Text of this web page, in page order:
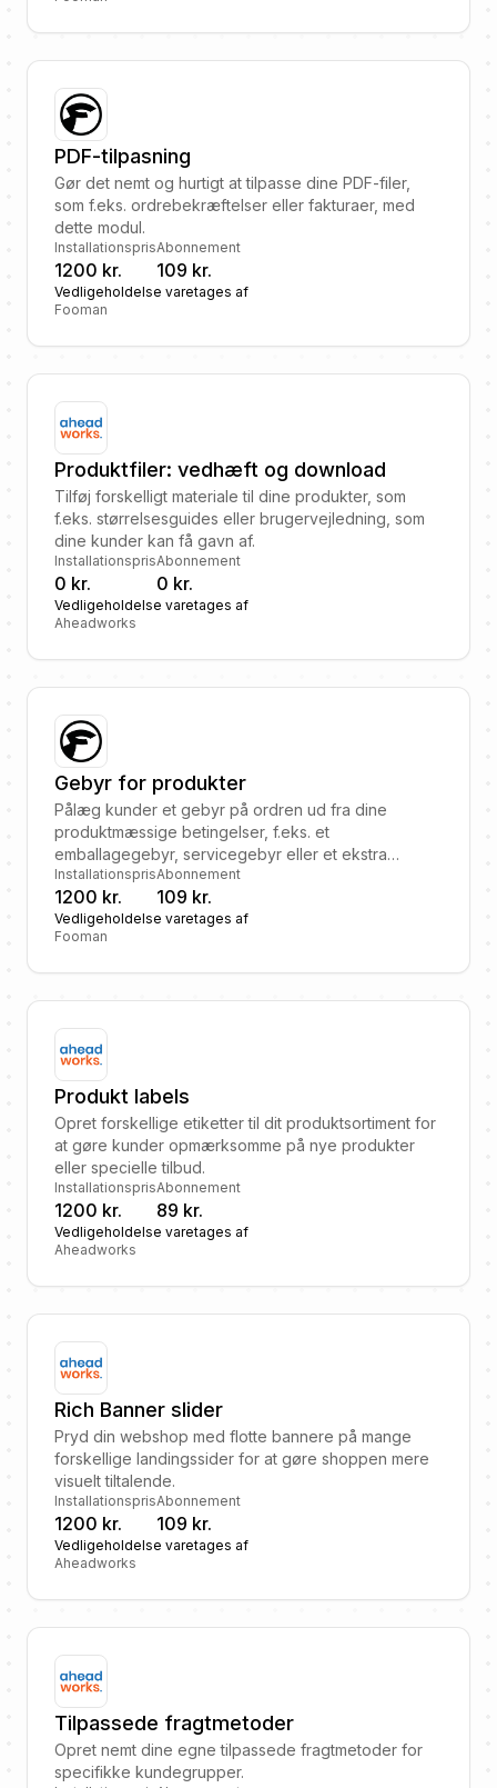
PDF-tilpasning
Gør det nemt og hurtigt at tilpasse dine PDF-filer,
som f.eks. ordrebekræftelser eller fakturaer, med
dette modul.
Installationspris
1200 kr.
Abonnement
109 kr.
Vedligeholdelse varetages af
Fooman
Produktfiler: vedhæft og download
Tilføj forskelligt materiale til dine produkter, som
f.eks. størrelsesguides eller brugervejledning, som
dine kunder kan få gavn af.
Installationspris
0 kr.
Abonnement
0 kr.
Vedligeholdelse varetages af
Aheadworks
Gebyr for produkter
Pålæg kunder et gebyr på ordren ud fra dine
produktmæssige betingelser, f.eks. et
emballagegebyr, servicegebyr eller et ekstra
fragtgebyr.
Installationspris
1200 kr.
Abonnement
109 kr.
Vedligeholdelse varetages af
Fooman
Produkt labels
Opret forskellige etiketter til dit produktsortiment for
at gøre kunder opmærksomme på nye produkter
eller specielle tilbud.
Installationspris
1200 kr.
Abonnement
89 kr.
Vedligeholdelse varetages af
Aheadworks
Rich Banner slider
Pryd din webshop med flotte bannere på mange
forskellige landingssider for at gøre shoppen mere
visuelt tiltalende.
Installationspris
1200 kr.
Abonnement
109 kr.
Vedligeholdelse varetages af
Aheadworks
Tilpassede fragtmetoder
Opret nemt dine egne tilpassede fragtmetoder for
specifikke kundegrupper.